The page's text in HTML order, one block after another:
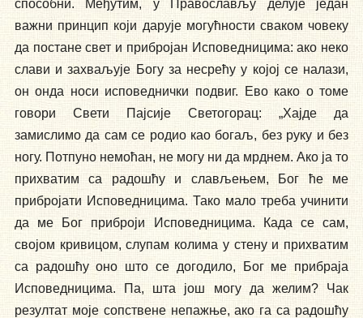
способни. Међутим, у Православљу делује један
важни принцип који дарује могућности сваком човеку
да постане свет и прибројан Исповедницима: ако неко
слави и захваљује Богу за несрећу у којој се налази,
он онда носи исповеднички подвиг. Ево како о томе
говори Свети Пајсије Светогорац: „Хајде да
замислимо да сам се родио као богаљ, без руку и без
ногу. Потпуно немоћан, не могу ни да мрднем. Ако ја то
прихватим са радошћу и слављењем, Бог ће ме
прибројати Исповедницима. Тако мало треба учинити
да ме Бог приброји Исповедницима. Када се сам,
својом кривицом, слупам колима у стену и прихватим
са радошћу оно што се догодило, Бог ме прибраја
Исповедницима. Па, шта још могу да желим? Чак
резултат моје сопствене непажње, ако га са радошћу